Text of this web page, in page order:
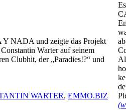
Y NADA und zeigte das Projekt
Warter auf seinem
Clubhit, der „Paradies!?“ und
WARTER, EMMO.BIZ